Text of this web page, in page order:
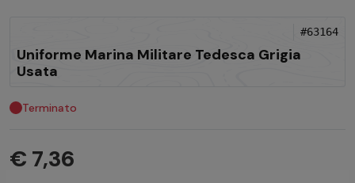
#63164
Uniforme Marina Militare Tedesca Grigia
Usata
Terminato
€ 7,36